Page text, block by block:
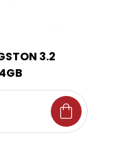
3.2
shopping_bag